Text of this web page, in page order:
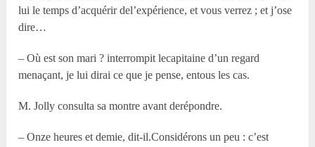
lui le temps d’acquérir del’expérience, et vous verrez ; et j’ose
dire…
– Où est son mari ? interrompit lecapitaine d’un regard
menaçant, je lui dirai ce que je pense, entous les cas.
M. Jolly consulta sa montre avant derépondre.
– Onze heures et demie, dit-il.Considérons un peu : c’est